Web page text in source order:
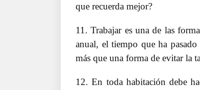
que recuerda mejor?
11. Trabajar es una de las
anual, el tiempo que ha
más que una forma de evitar la
12. En toda habitación debe